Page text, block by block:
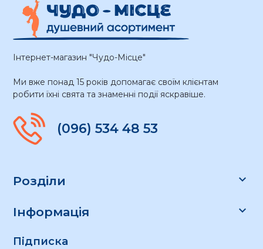
Інтернет-магазин "Чудо-Місце"
Ми вже понад 15 років допомагає своїм клієнтам
робити їхні свята та знаменні події яскравіше.
(096) 534 48 53
Розділи 
Інформація 
Підписка